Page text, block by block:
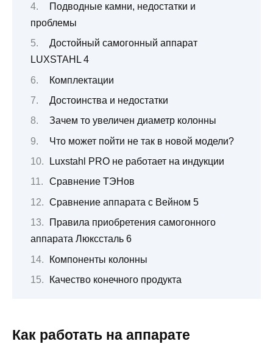
Подводные камни, недостатки и
проблемы
Достойный самогонный аппарат
LUXSTAHL 4
Комплектации
Достоинства и недостатки
Зачем то увеличен диаметр колонны
Что может пойти не так в новой модели?
Luxstahl PRO не работает на индукции
Сравнение ТЭНов
Сравнение аппарата с Вейном 5
Правила приобретения самогонного
аппарата Люкссталь 6
Компоненты колонны
Качество конечного продукта
Как работать на аппарате